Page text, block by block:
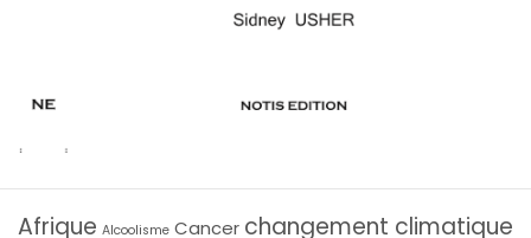
Afrique Alcoolisme Cancer changement climatique